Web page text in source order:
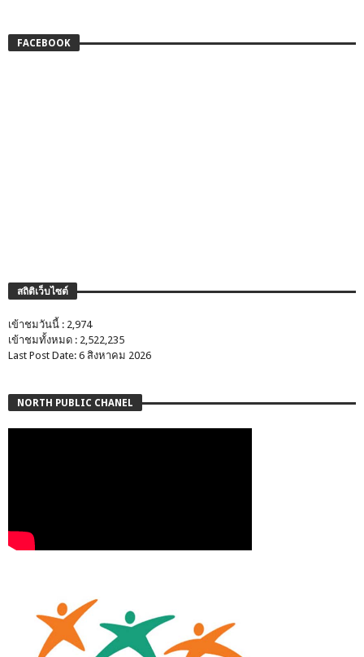
FACEBOOK
สถิติเว็บไซต์
เข้าชมวันนี้ : 2,974
เข้าชมทั้งหมด : 2,522,235
Last Post Date: 6 สิงหาคม 2026
NORTH PUBLIC CHANEL